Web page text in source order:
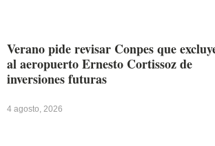
Verano pide revisar Conpes que
al aeropuerto Ernesto Cortissoz de
inversiones futuras
4 agosto, 2026